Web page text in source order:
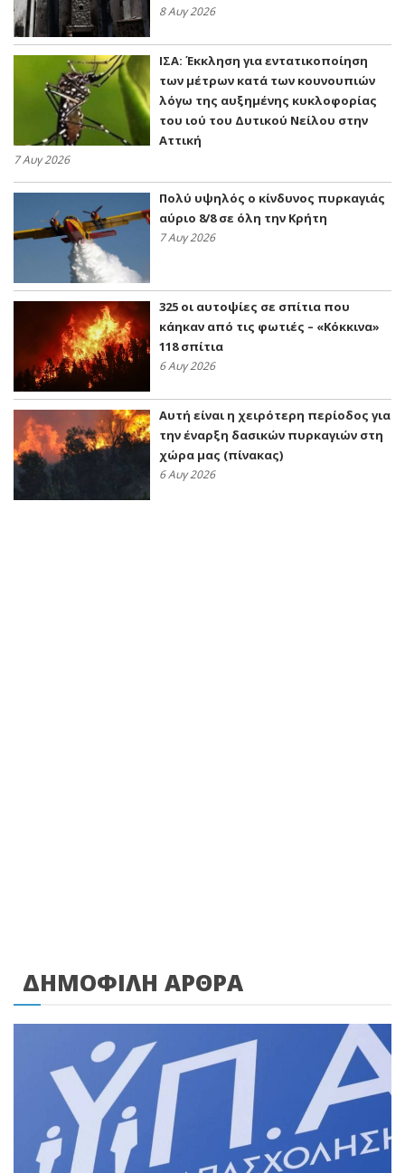
8 Αυγ 2026
ΙΣΑ: Έκκληση για εντατικοποίηση
των μέτρων κατά των κουνουπιών
λόγω της αυξημένης κυκλοφορίας
του ιού του Δυτικού Νείλου στην
Αττική
7 Αυγ 2026
Πολύ υψηλός ο κίνδυνος πυρκαγιάς
αύριο 8/8 σε όλη την Κρήτη
7 Αυγ 2026
325 οι αυτοψίες σε σπίτια που
κάηκαν από τις φωτιές – «Κόκκινα»
118 σπίτια
6 Αυγ 2026
Αυτή είναι η χειρότερη περίοδος για
την έναρξη δασικών πυρκαγιών στη
χώρα μας (πίνακας)
6 Αυγ 2026
ΔΗΜΟΦΙΛΗ ΑΡΘΡΑ